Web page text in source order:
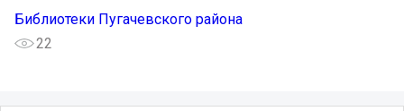
Библиотеки Пугачевского района
22